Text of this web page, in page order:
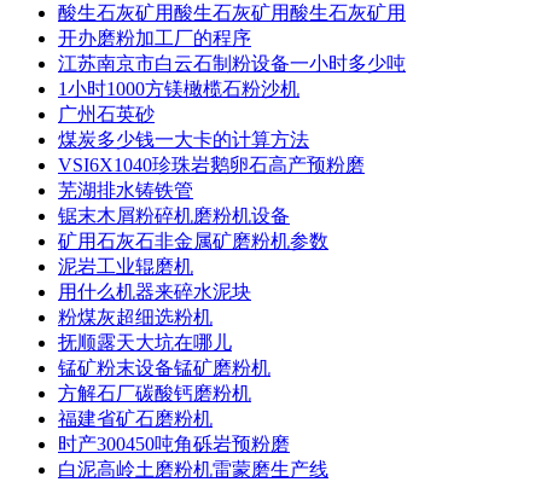
酸生石灰矿用酸生石灰矿用酸生石灰矿用
开办磨粉加工厂的程序
江苏南京市白云石制粉设备一小时多少吨
1小时1000方镁橄榄石粉沙机
广州石英砂
煤炭多少钱一大卡的计算方法
VSI6X1040珍珠岩鹅卵石高产预粉磨
芜湖排水铸铁管
锯末木屑粉碎机磨粉机设备
矿用石灰石非金属矿磨粉机参数
泥岩工业辊磨机
用什么机器来碎水泥块
粉煤灰超细选粉机
抚顺露天大坑在哪儿
锰矿粉末设备锰矿磨粉机
方解石厂碳酸钙磨粉机
福建省矿石磨粉机
时产300450吨角砾岩预粉磨
白泥高岭土磨粉机雷蒙磨生产线